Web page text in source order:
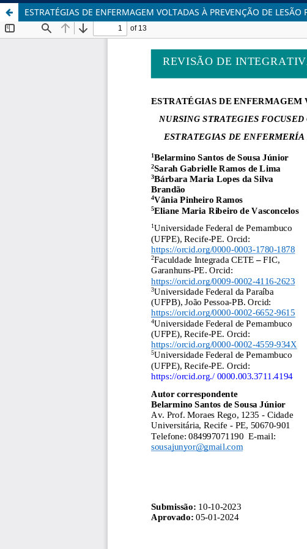
ESTRATÉGIAS DE ENFERMAGEM VOLTADAS À PREVENÇÃO DE